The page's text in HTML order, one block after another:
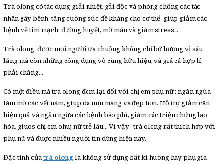
Trà olong có tác dụng giải nhiệt, gải độc và phòng chống các tác
nhân gây bệnh, tăng cường sức đề kháng cho cơ thể, giúp giảm các
bệnh về tim mạch, đường huyết, mỡ máu và giảm stress...
Trà olong được mọi người ưa chuộng không chỉ bở hương vị sâu
lắng mà còn những công dụng vô cùng hữu hiệu, và giá cả hợp lí,
phải chăng...
Có một điều mà trà olong đem lại đối với chị em phụ nữ : ngăn ngừa
làm mờ các vết nám, giúp da mịn màng và đẹp hơn. Hỗ trợ giảm cân
hiệu quả và ngăn ngừa các bệnh béo phì, giảm các triệu chứng lão
hóa, giuos chị em ohuj nữ trẻ lâu... Vì vậy , trà olong rất thích hợp với
phụ nữ và được nhiều người tin dùng hiện nay.
Đặc tính củatrà olonglà không sử dụng bất kì hương hay phụ gia